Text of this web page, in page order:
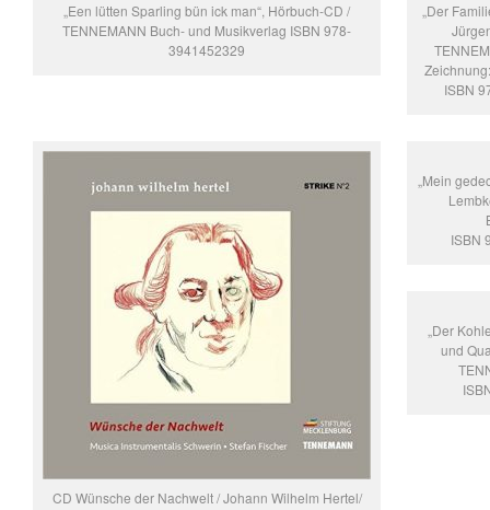
„Een lütten Sparling bün ick man“, Hörbuch-CD /
TENNEMANN Buch- und Musikverlag ISBN 978-
3941452329
„Der
ISBN
CD Wünsche der Nachwelt / Johann Wilhelm Hertel/
„Mein
ISBN
„Der
und